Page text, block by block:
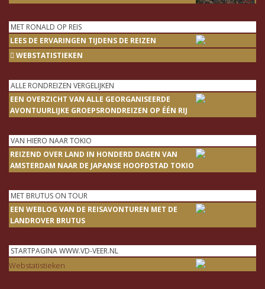
MET RONALD OP REIS
LEES DE ERVARINGEN TIJDENS DE REIZEN
WEBSTATISTIEKEN
ALLE RONDREIZEN VERGELIJKEN
EEN OVERZICHT VAN ALLE GEORGANISEERDE
AVONTUURLIJKE GROEPSRONDREIZEN OP ÉÉN RIJ
VAN HIERO NAAR TOKIO
REIZEND OVER LAND IN HONDERD DAGEN VAN
AMSTERDAM NAAR DE JAPANSE HOOFDSTAD TOKIO
MET BRUTUS ON TOUR
EEN WEBLOG VAN DE REISAVONTUREN MET DE
LANDROVER BRUTUS
STARTPAGINA WWW.VD-VEER.NL
Webstatistieken